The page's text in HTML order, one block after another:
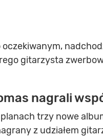
oczekiwanym,
gitarzysta
nagrali
planach trzy nowe
z udziałem